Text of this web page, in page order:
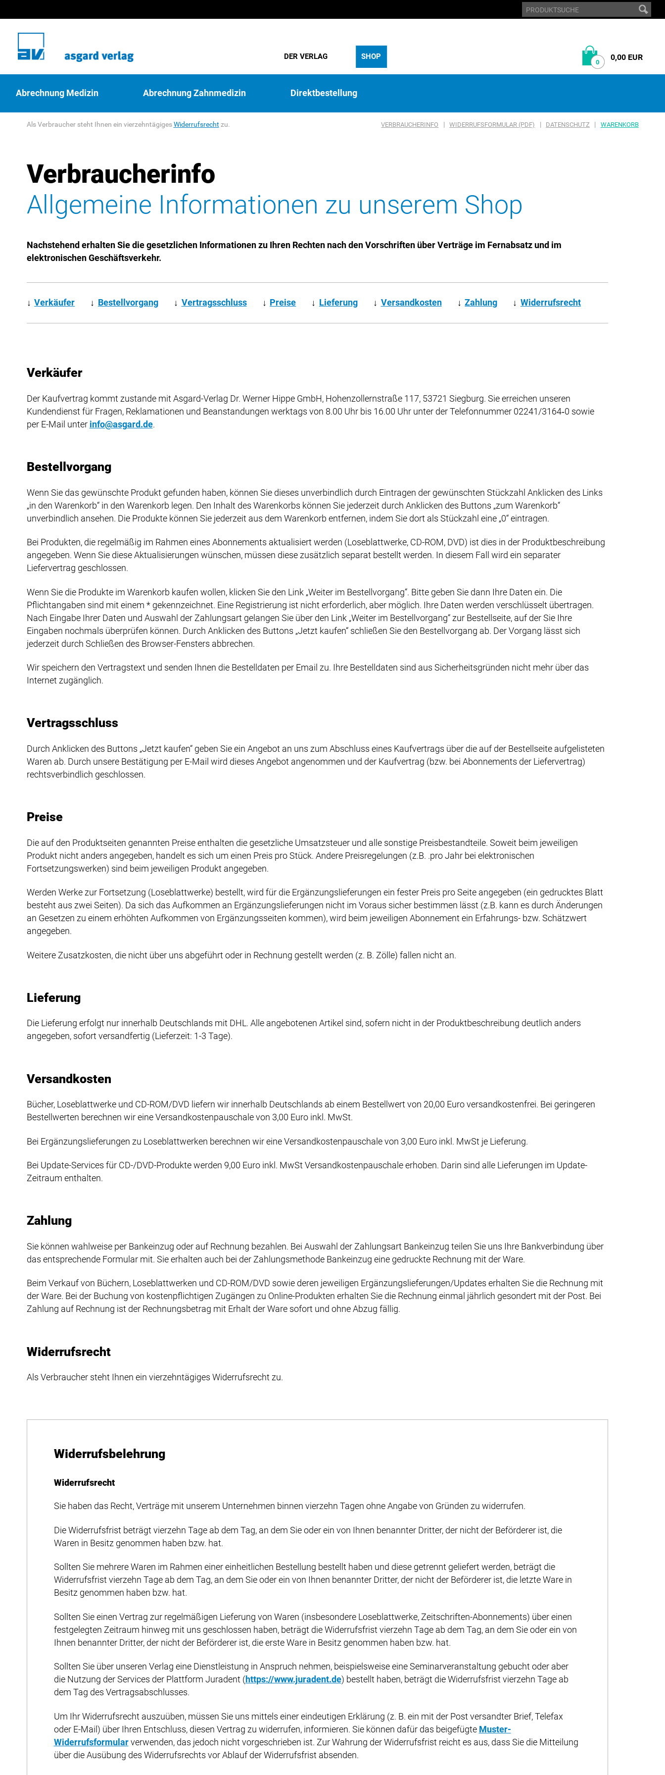
DER VERLAG SHOP
0 0,00 EUR
Abrechnung Medizin Abrechnung Zahnmedizin Direktbestellung
Als Verbraucher steht Ihnen ein vierzehntägigesWiderrufsrecht zu. VERBRAUCHERINFO | WIDERRUFSFORMULAR (PDF) | DATENSCHUTZ | WARENKORB
Verbraucherinfo
Allgemeine Informationen zu unserem Shop
Nachstehend erhalten Sie die gesetzlichen Informationen zu Ihren Rechten nach den Vorschriften über Verträge im Fernabsatz und im
elektronischen Geschäftsverkehr.
↓ Verkäufer ↓ Bestellvorgang ↓ Vertragsschluss ↓ Preise ↓ Lieferung ↓ Versandkosten ↓ Zahlung ↓ Widerrufsrecht
Verkäufer
Der Kaufvertrag kommt zustande mit Asgard-Verlag Dr. Werner Hippe GmbH, Hohenzollernstraße 117, 53721 Siegburg. Sie erreichen unseren
Kundendienst für Fragen, Reklamationen und Beanstandungen werktags von 8.00 Uhr bis 16.00 Uhr unter der Telefonnummer 02241/3164‑0 sowie
per E-Mail unter info@asgard.de.
Bestellvorgang
Wenn Sie das gewünschte Produkt gefunden haben, können Sie dieses unverbindlich durch Eintragen der gewünschten Stückzahl Anklicken des Links
„in den Warenkorb“ in den Warenkorb legen. Den Inhalt des Warenkorbs können Sie jederzeit durch Anklicken des Buttons „zum Warenkorb“
unverbindlich ansehen. Die Produkte können Sie jederzeit aus dem Warenkorb entfernen, indem Sie dort als Stückzahl eine „0“ eintragen.
Bei Produkten, die regelmäßig im Rahmen eines Abonnements aktualisiert werden (Loseblattwerke, CD-ROM, DVD) ist dies in der Produktbeschreibung
angegeben. Wenn Sie diese Aktualisierungen wünschen, müssen diese zusätzlich separat bestellt werden. In diesem Fall wird ein separater
Liefervertrag geschlossen.
Wenn Sie die Produkte im Warenkorb kaufen wollen, klicken Sie den Link „Weiter im Bestellvorgang“. Bitte geben Sie dann Ihre Daten ein. Die
Pflichtangaben sind mit einem * gekennzeichnet. Eine Registrierung ist nicht erforderlich, aber möglich. Ihre Daten werden verschlüsselt übertragen.
Nach Eingabe Ihrer Daten und Auswahl der Zahlungsart gelangen Sie über den Link „Weiter im Bestellvorgang“ zur Bestellseite, auf der Sie Ihre
Eingaben nochmals überprüfen können. Durch Anklicken des Buttons „Jetzt kaufen“ schließen Sie den Bestellvorgang ab. Der Vorgang lässt sich
jederzeit durch Schließen des Browser-Fensters abbrechen.
Wir speichern den Vertragstext und senden Ihnen die Bestelldaten per Email zu. Ihre Bestelldaten sind aus Sicherheitsgründen nicht mehr über das
Internet zugänglich.
Vertragsschluss
Durch Anklicken des Buttons „Jetzt kaufen“ geben Sie ein Angebot an uns zum Abschluss eines Kaufvertrags über die auf der Bestellseite aufgelisteten
Waren ab. Durch unsere Bestätigung per E-Mail wird dieses Angebot angenommen und der Kaufvertrag (bzw. bei Abonnements der Liefervertrag)
rechtsverbindlich geschlossen.
Preise
Die auf den Produktseiten genannten Preise enthalten die gesetzliche Umsatzsteuer und alle sonstige Preisbestandteile. Soweit beim jeweiligen
Produkt nicht anders angegeben, handelt es sich um einen Preis pro Stück. Andere Preisregelungen (z.B. .pro Jahr bei elektronischen
Fortsetzungswerken) sind beim jeweiligen Produkt angegeben.
Werden Werke zur Fortsetzung (Loseblattwerke) bestellt, wird für die Ergänzungslieferungen ein fester Preis pro Seite angegeben (ein gedrucktes Blatt
besteht aus zwei Seiten). Da sich das Aufkommen an Ergänzungslieferungen nicht im Voraus sicher bestimmen lässt (z.B. kann es durch Änderungen
an Gesetzen zu einem erhöhten Aufkommen von Ergänzungsseiten kommen), wird beim jeweiligen Abonnement ein Erfahrungs- bzw. Schätzwert
angegeben.
Weitere Zusatzkosten, die nicht über uns abgeführt oder in Rechnung gestellt werden (z. B. Zölle) fallen nicht an.
Lieferung
Die Lieferung erfolgt nur innerhalb Deutschlands mit DHL. Alle angebotenen Artikel sind, sofern nicht in der Produktbeschreibung deutlich anders
angegeben, sofort versandfertig (Lieferzeit: 1-3 Tage).
Versandkosten
Bücher, Loseblattwerke und CD-ROM/DVD liefern wir innerhalb Deutschlands ab einem Bestellwert von 20,00 Euro versandkostenfrei. Bei geringeren
Bestellwerten berechnen wir eine Versandkostenpauschale von 3,00 Euro inkl. MwSt.
Bei Ergänzungslieferungen zu Loseblattwerken berechnen wir eine Versandkostenpauschale von 3,00 Euro inkl. MwSt je Lieferung.
Bei Update-Services für CD-/DVD-Produkte werden 9,00 Euro inkl. MwSt Versandkostenpauschale erhoben. Darin sind alle Lieferungen im Update-
Zeitraum enthalten.
Zahlung
Sie können wahlweise per Bankeinzug oder auf Rechnung bezahlen. Bei Auswahl der Zahlungsart Bankeinzug teilen Sie uns Ihre Bankverbindung über
das entsprechende Formular mit. Sie erhalten auch bei der Zahlungsmethode Bankeinzug eine gedruckte Rechnung mit der Ware.
Beim Verkauf von Büchern, Loseblattwerken und CD-ROM/DVD sowie deren jeweiligen Ergänzungslieferungen/Updates erhalten Sie die Rechnung mit
der Ware. Bei der Buchung von kostenpflichtigen Zugängen zu Online-Produkten erhalten Sie die Rechnung einmal jährlich gesondert mit der Post. Bei
Zahlung auf Rechnung ist der Rechnungsbetrag mit Erhalt der Ware sofort und ohne Abzug fällig.
Widerrufsrecht
Als Verbraucher steht Ihnen ein vierzehntägiges Widerrufsrecht zu.
Widerrufsbelehrung
Widerrufsrecht
Sie haben das Recht, Verträge mit unserem Unternehmen binnen vierzehn Tagen ohne Angabe von Gründen zu widerrufen.
Die Widerrufsfrist beträgt vierzehn Tage ab dem Tag, an dem Sie oder ein von Ihnen benannter Dritter, der nicht der Beförderer ist, die
Waren in Besitz genommen haben bzw. hat.
Sollten Sie mehrere Waren im Rahmen einer einheitlichen Bestellung bestellt haben und diese getrennt geliefert werden, beträgt die
Widerrufsfrist vierzehn Tage ab dem Tag, an dem Sie oder ein von Ihnen benannter Dritter, der nicht der Beförderer ist, die letzte Ware in
Besitz genommen haben bzw. hat.
Sollten Sie einen Vertrag zur regelmäßigen Lieferung von Waren (insbesondere Loseblattwerke, Zeitschriften-Abonnements) über einen
festgelegten Zeitraum hinweg mit uns geschlossen haben, beträgt die Widerrufsfrist vierzehn Tage ab dem Tag, an dem Sie oder ein von
Ihnen benannter Dritter, der nicht der Beförderer ist, die erste Ware in Besitz genommen haben bzw. hat.
Sollten Sie über unseren Verlag eine Dienstleistung in Anspruch nehmen, beispielsweise eine Seminarveranstaltung gebucht oder aber
die Nutzung der Services der Plattform Juradent (https://www.juradent.de) bestellt haben, beträgt die Widerrufsfrist vierzehn Tage ab
dem Tag des Vertragsabschlusses.
Um Ihr Widerrufsrecht auszuüben, müssen Sie uns mittels einer eindeutigen Erklärung (z. B. ein mit der Post versandter Brief, Telefax
oder E-Mail) über Ihren Entschluss, diesen Vertrag zu widerrufen, informieren. Sie können dafür das beigefügte Muster-
Widerrufsformularverwenden, das jedoch nicht vorgeschrieben ist. Zur Wahrung der Widerrufsfrist reicht es aus, dass Sie die Mitteilung
über die Ausübung des Widerrufsrechts vor Ablauf der Widerrufsfrist absenden.